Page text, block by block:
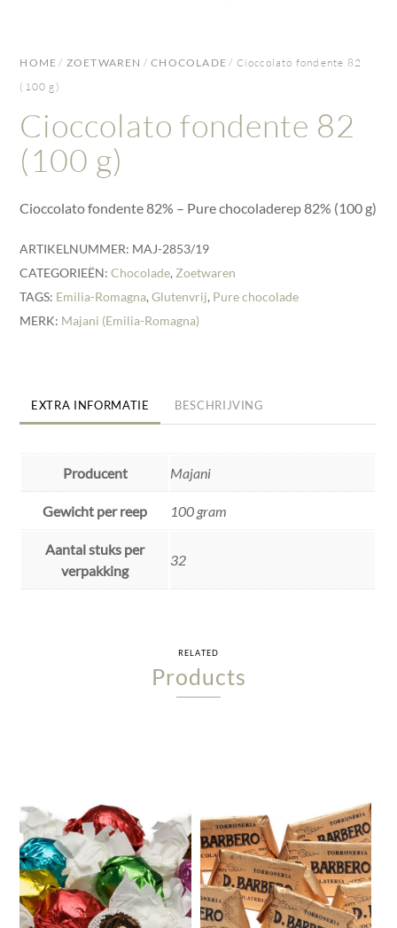
HOME / ZOETWAREN /CHOCOLADE / Cioccolato fondente 82
(100 g)
Cioccolato fondente 82
(100 g)
Cioccolato fondente 82% – Pure chocoladerep 82% (100 g)
ARTIKELNUMMER: MAJ-2853/19
CATEGORIEËN:Chocolade, Zoetwaren
TAGS: Emilia-Romagna,Glutenvrij, Pure chocolade
MERK: Majani (Emilia-Romagna)
EXTRA INFORMATIE BESCHRIJVING
Producent Majani
Gewicht per reep 100 gram
Aantal stuks per
verpakking
32
RELATED
Products